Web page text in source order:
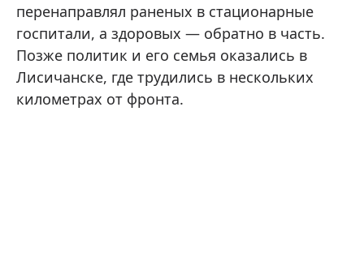
перенаправлял раненых в стационарные
госпитали, а здоровых — обратно в часть.
Позже политик и его семья оказались в
Лисичанске, где трудились в нескольких
километрах от фронта.